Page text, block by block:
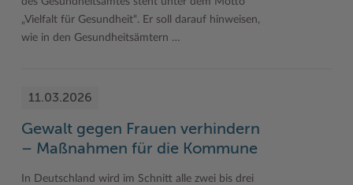
„Vielfalt für Gesundheit“. Er soll darauf hinweisen,
wie in den Gesundheitsämtern …
11.03.2026
Gewalt gegen Frauen verhindern
– Maßnahmen für die Kommune
In Deutschland wird im Schnitt alle zwei bis drei